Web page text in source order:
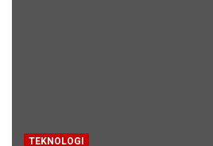
TEKNOLOGI